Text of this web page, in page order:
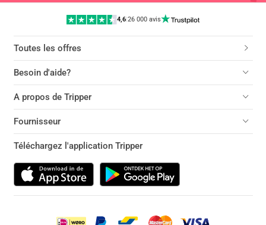
4,6 |26 000 avis
Toutes les offres
Besoin d'aide?
A propos de Tripper
Fournisseur
Téléchargez l'application Tripper